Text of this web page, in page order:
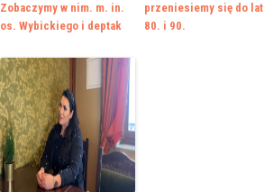
Zobaczymy w nim. m. in.
os. Wybickiego i deptak
przeniesiemy się do lat
80. i 90.